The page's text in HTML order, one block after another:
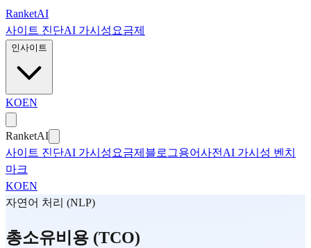
본문으로 건너뛰기
RanketAI
사이트 진단AI 가시성 요금제
인사이트
KOEN
RanketAI
사이트 진단AI 가시성 요금제 블로그용어사전 AI 가시성 벤치
마크
KOEN
자연어 처리 (NLP)
총소유비용 (TCO)